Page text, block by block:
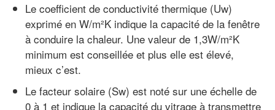
Le coefficient de conductivité thermique (Uw)
exprimé en W/m²K indique la capacité de la fenêtre
à conduire la chaleur. Une valeur de 1,3W/m²K
minimum est conseillée et plus elle est élevé,
mieux c’est.
Le facteur solaire (Sw) est noté sur une échelle de
0 à 1 et indique la capacité du vitrage à transmettre